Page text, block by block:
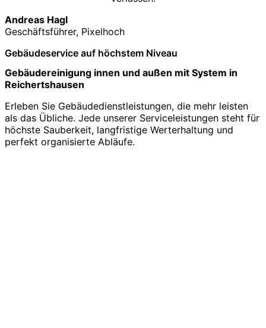
Andreas Hagl
Geschäftsführer, Pixelhoch
Gebäudeservice auf höchstem Niveau
Gebäudereinigung innen und außen mit System in
Reichertshausen
Erleben Sie Gebäudedienstleistungen, die mehr leisten
als das Übliche. Jede unserer Serviceleistungen steht für
höchste Sauberkeit, langfristige Werterhaltung und
perfekt organisierte Abläufe.